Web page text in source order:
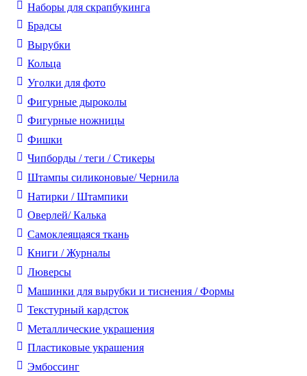
Наборы для скрапбукинга
Брадсы
Вырубки
Кольца
Уголки для фото
Фигурные дыроколы
Фигурные ножницы
Фишки
Чипборды / теги / Стикеры
Штампы силиконовые/ Чернила
Натирки / Штампики
Оверлей/ Калька
Самоклеящаяся ткань
Книги / Журналы
Люверсы
Машинки для вырубки и тиснения / Формы
Текстурный кардсток
Металлические украшения
Пластиковые украшения
Эмбоссинг